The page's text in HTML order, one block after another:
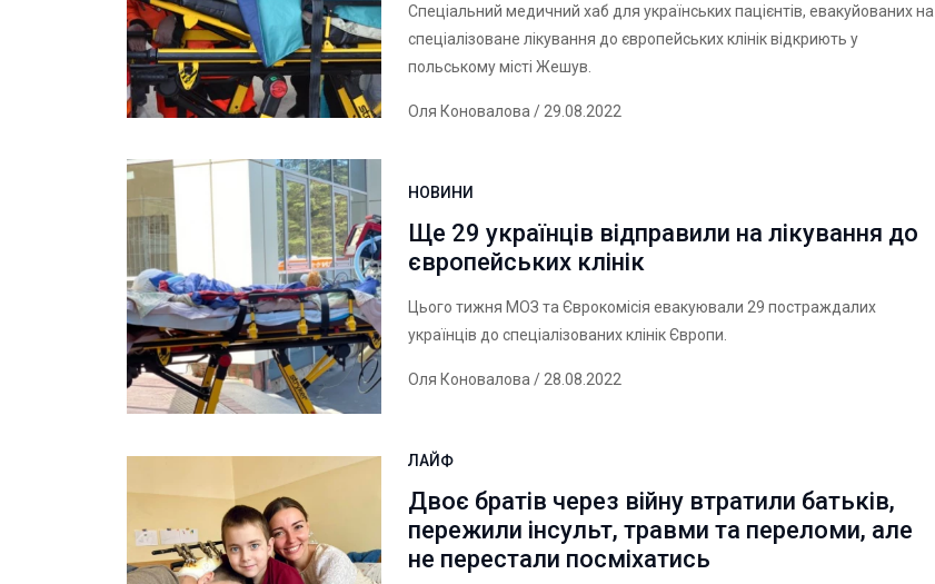
Спеціальний медичний хаб для українських пацієнтів, евакуйованих на
спеціалізоване лікування до європейських клінік відкриють у
польському місті Жешув.
Оля Коновалова / 29.08.2022
НОВИНИ
Ще 29 українців відправили на лікування до
європейських клінік
Цього тижня МОЗ та Єврокомісія евакуювали 29 постраждалих
українців до спеціалізованих клінік Європи.
Оля Коновалова / 28.08.2022
ЛАЙФ
Двоє братів через війну втратили батьків,
пережили інсульт, травми та переломи, але
не перестали посміхатись